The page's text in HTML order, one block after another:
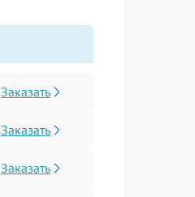
Заказать
Заказать
Заказать